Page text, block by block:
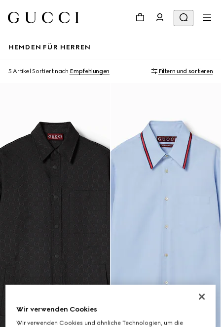
HEMDEN FÜR HERREN
5 Artikel Sortiert nach Empfehlungen Filtern und sortieren
Wir verwenden Cookies
Wir verwenden Cookies und ähnliche Technologien, um die